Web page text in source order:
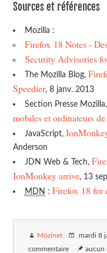
Sources et références
Mozilla :
Firefox 18 Notes -
Security Advisories
The Mozilla Blog,
Speedier, 8 janv. 2013
Section Presse Mozilla,
mobiles et ordinateurs
JavaScript,
Anderson
JDN Web & Tech,
IonMonkey arrive, 13
MDN : Firefox 18 for
Mozinet mardi 8
commentaire aucun